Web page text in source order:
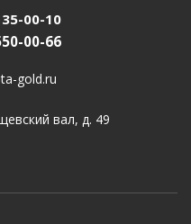
00-10
00-66
gold.ru
вал, д. 49